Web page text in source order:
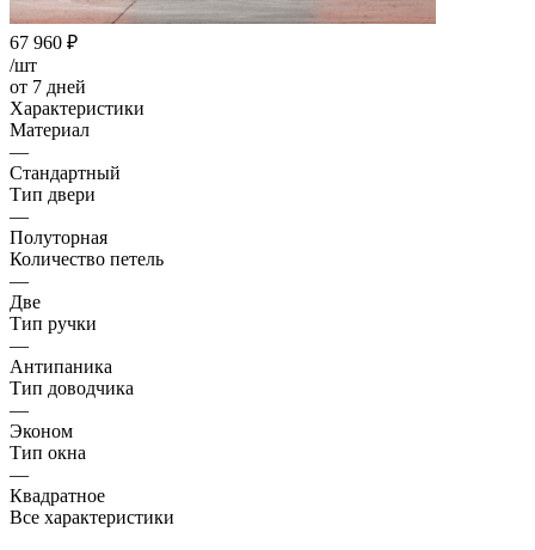
67 960 ₽
/шт
от 7 дней
Характеристики
Материал
—
Стандартный
Тип двери
—
Полуторная
Количество петель
—
Две
Тип ручки
—
Антипаника
Тип доводчика
—
Эконом
Тип окна
—
Квадратное
Все характеристики